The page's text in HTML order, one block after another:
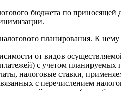
бюджета по
планирования. К нему
от видов
с учетом планируемых
налоговые ставки,
с перечислением